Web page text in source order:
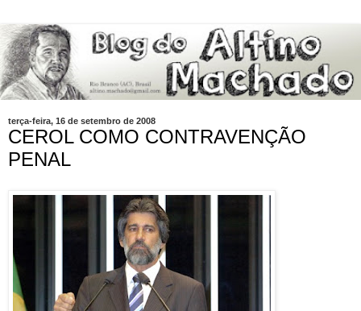
terça-feira, 16 de setembro de 2008
CEROL COMO CONTRAVENÇÃO
PENAL